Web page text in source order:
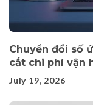
Chuyển đổi số
cắt chi phí vận
July 19, 2026